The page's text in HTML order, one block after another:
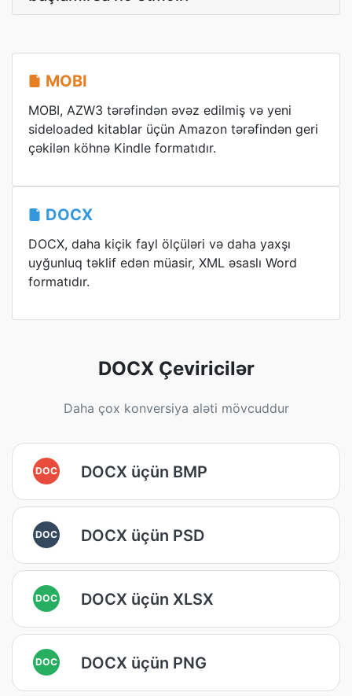
MOBI
MOBI, AZW3 tərəfindən əvəz edilmiş və yeni
sideloaded kitablar üçün Amazon tərəfindən geri
çəkilən köhnə Kindle formatıdır.
DOCX
DOCX, daha kiçik fayl ölçüləri və daha yaxşı
uyğunluq təklif edən müasir, XML əsaslı Word
formatıdır.
DOCX Çeviricilər
Daha çox konversiya aləti mövcuddur
DOC DOCX üçün BMP
DOC DOCX üçün PSD
DOC DOCX üçün XLSX
DOC DOCX üçün PNG